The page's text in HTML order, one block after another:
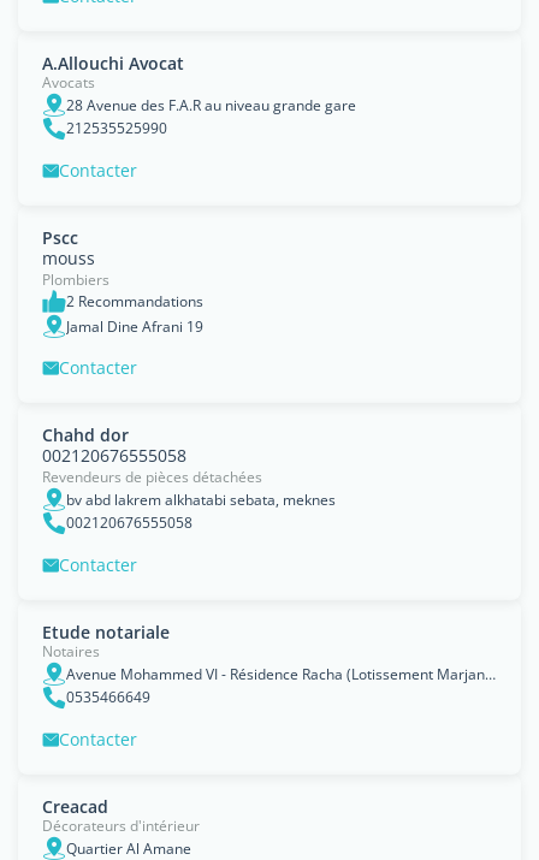
A.Allouchi Avocat
Avocats
28 Avenue des F.A.R au niveau grande gare
212535525990
Contacter
Pscc
mouss
Plombiers
2 Recommandations
Jamal Dine Afrani 19
Contacter
Chahd dor
002120676555058
Revendeurs de pièces détachées
bv abd lakrem alkhatabi sebata, meknes
002120676555058
Contacter
Etude notariale
Notaires
Avenue Mohammed VI - Résidence Racha (Lotissement Marjane 2)
0535466649
Contacter
Creacad
Décorateurs d'intérieur
Quartier Al Amane